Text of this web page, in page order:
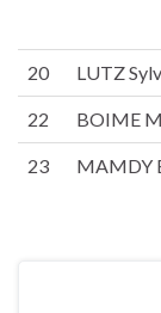
20 LUTZ
22 BOIME
23 MAMDY